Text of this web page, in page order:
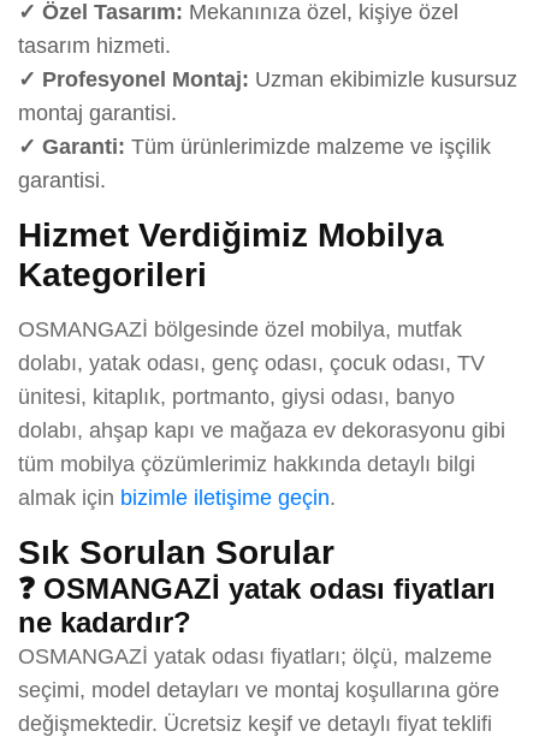
✓ Özel Tasarım: Mekanınıza özel, kişiye özel
tasarım hizmeti.
✓ Profesyonel Montaj: Uzman ekibimizle kusursuz
montaj garantisi.
✓ Garanti: Tüm ürünlerimizde malzeme ve işçilik
garantisi.
Hizmet Verdiğimiz Mobilya
Kategorileri
OSMANGAZİ bölgesinde özel mobilya, mutfak
dolabı, yatak odası, genç odası, çocuk odası, TV
ünitesi, kitaplık, portmanto, giysi odası, banyo
dolabı, ahşap kapı ve mağaza ev dekorasyonu gibi
tüm mobilya çözümlerimiz hakkında detaylı bilgi
almak için bizimle iletişime geçin.
Sık Sorulan Sorular
❓ OSMANGAZİ yatak odası fiyatları
ne kadardır?
OSMANGAZİ yatak odası fiyatları; ölçü, malzeme
seçimi, model detayları ve montaj koşullarına göre
değişmektedir. Ücretsiz keşif ve detaylı fiyat teklifi